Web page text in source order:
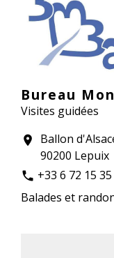
Bureau
Visites guidées
location_on
Ballon
90200 Lepuix
phone +33 6 72 15
Balades et